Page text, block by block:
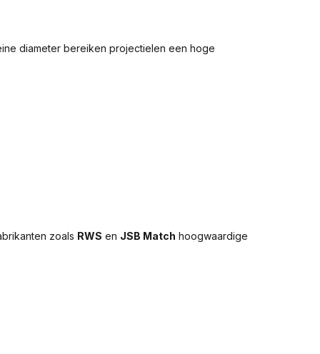
diameter bereiken projectielen een hoge
zoals RWS en JSB Match hoogwaardige